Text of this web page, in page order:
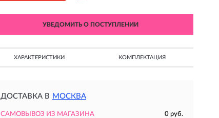
УВЕДОМИТЬ О ПОСТУПЛЕНИИ
ХАРАКТЕРИСТИКИ КОМПЛЕКТАЦИЯ
ДОСТАВКА В МОСКВА
САМОВЫВОЗ ИЗ МАГАЗИНА
0 руб.